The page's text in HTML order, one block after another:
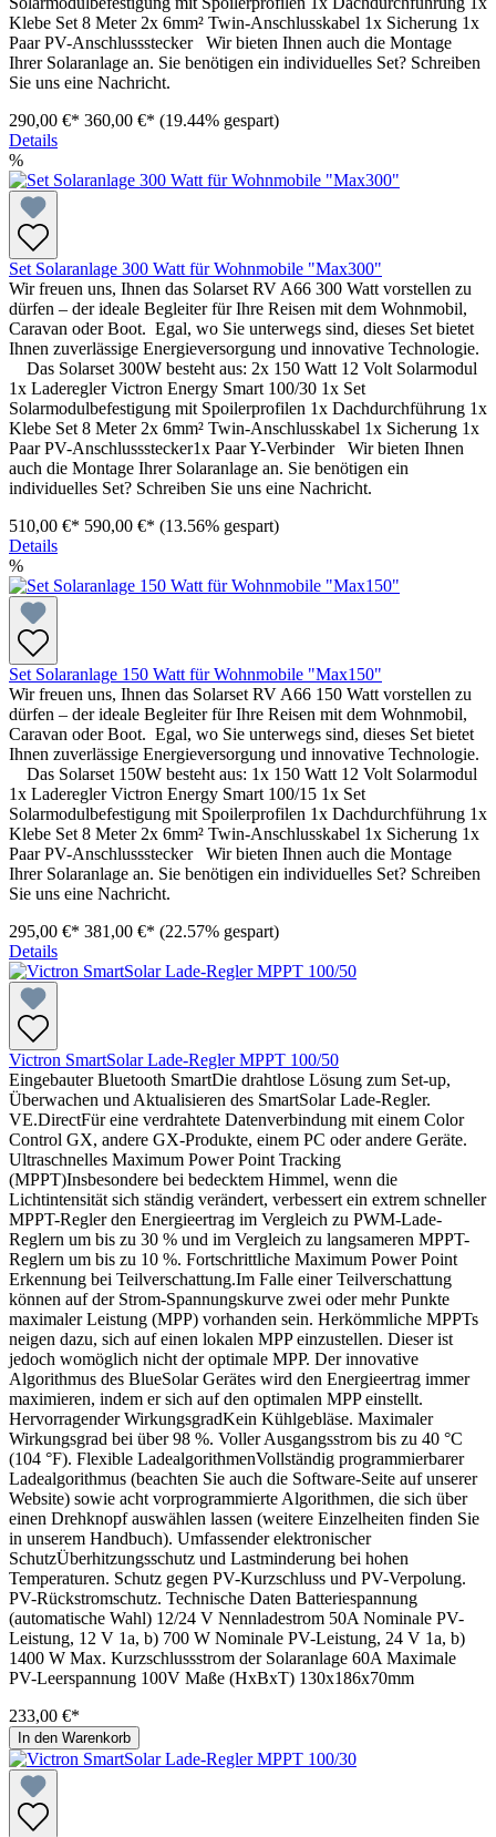
Klebe Set 8 Meter 2x 6mm² Twin-Anschlusskabel 1x Sicherung 1x
Paar PV-Anschlussstecker Wir bieten Ihnen auch die Montage
Ihrer Solaranlage an. Sie benötigen ein individuelles Set? Schreiben
Sie uns eine Nachricht.
290,00 €* 360,00 €* (19.44% gespart)
Details
%
Set Solaranlage 300 Watt für Wohnmobile "Max300"
Wir freuen uns, Ihnen das Solarset RV A66 300 Watt vorstellen zu
dürfen – der ideale Begleiter für Ihre Reisen mit dem Wohnmobil,
Caravan oder Boot. Egal, wo Sie unterwegs sind, dieses Set bietet
Ihnen zuverlässige Energieversorgung und innovative Technologie.
Das Solarset 300W besteht aus: 2x 150 Watt 12 Volt Solarmodul
1x Laderegler Victron Energy Smart 100/30 1x Set
Solarmodulbefestigung mit Spoilerprofilen 1x Dachdurchführung 1x
Klebe Set 8 Meter 2x 6mm² Twin-Anschlusskabel 1x Sicherung 1x
Paar PV-Anschlussstecker1x Paar Y-Verbinder Wir bieten Ihnen
auch die Montage Ihrer Solaranlage an. Sie benötigen ein
individuelles Set? Schreiben Sie uns eine Nachricht.
510,00 €* 590,00 €* (13.56% gespart)
Details
%
Set Solaranlage 150 Watt für Wohnmobile "Max150"
Wir freuen uns, Ihnen das Solarset RV A66 150 Watt vorstellen zu
dürfen – der ideale Begleiter für Ihre Reisen mit dem Wohnmobil,
Caravan oder Boot. Egal, wo Sie unterwegs sind, dieses Set bietet
Ihnen zuverlässige Energieversorgung und innovative Technologie.
Das Solarset 150W besteht aus: 1x 150 Watt 12 Volt Solarmodul
1x Laderegler Victron Energy Smart 100/15 1x Set
Solarmodulbefestigung mit Spoilerprofilen 1x Dachdurchführung 1x
Klebe Set 8 Meter 2x 6mm² Twin-Anschlusskabel 1x Sicherung 1x
Paar PV-Anschlussstecker Wir bieten Ihnen auch die Montage
Ihrer Solaranlage an. Sie benötigen ein individuelles Set? Schreiben
Sie uns eine Nachricht.
295,00 €* 381,00 €* (22.57% gespart)
Details
Victron SmartSolar Lade-Regler MPPT 100/50
Eingebauter Bluetooth SmartDie drahtlose Lösung zum Set-up,
Überwachen und Aktualisieren des SmartSolar Lade-Regler.
VE.DirectFür eine verdrahtete Datenverbindung mit einem Color
Control GX, andere GX-Produkte, einem PC oder andere Geräte.
Ultraschnelles Maximum Power Point Tracking
(MPPT)Insbesondere bei bedecktem Himmel, wenn die
Lichtintensität sich ständig verändert, verbessert ein extrem schneller
MPPT-Regler den Energieertrag im Vergleich zu PWM-Lade-
Reglern um bis zu 30 % und im Vergleich zu langsameren MPPT-
Reglern um bis zu 10 %. Fortschrittliche Maximum Power Point
Erkennung bei Teilverschattung.Im Falle einer Teilverschattung
können auf der Strom-Spannungskurve zwei oder mehr Punkte
maximaler Leistung (MPP) vorhanden sein. Herkömmliche MPPTs
neigen dazu, sich auf einen lokalen MPP einzustellen. Dieser ist
jedoch womöglich nicht der optimale MPP. Der innovative
Algorithmus des BlueSolar Gerätes wird den Energieertrag immer
maximieren, indem er sich auf den optimalen MPP einstellt.
Hervorragender WirkungsgradKein Kühlgebläse. Maximaler
Wirkungsgrad bei über 98 %. Voller Ausgangsstrom bis zu 40 °C
(104 °F). Flexible LadealgorithmenVollständig programmierbarer
Ladealgorithmus (beachten Sie auch die Software-Seite auf unserer
Website) sowie acht vorprogrammierte Algorithmen, die sich über
einen Drehknopf auswählen lassen (weitere Einzelheiten finden Sie
in unserem Handbuch). Umfassender elektronischer
SchutzÜberhitzungsschutz und Lastminderung bei hohen
Temperaturen. Schutz gegen PV-Kurzschluss und PV-Verpolung.
PV-Rückstromschutz. Technische Daten Batteriespannung
(automatische Wahl) 12/24 V Nennladestrom 50A Nominale PV-
Leistung, 12 V 1a, b) 700 W Nominale PV-Leistung, 24 V 1a, b)
1400 W Max. Kurzschlussstrom der Solaranlage 60A Maximale
PV-Leerspannung 100V Maße (HxBxT) 130x186x70mm
233,00 €*
In den Warenkorb